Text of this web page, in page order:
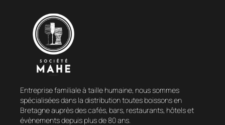
Entreprise familiale à taille humaine, nous sommes
spécialisées dans la distribution toutes boissons en
Bretagne auprès des cafés, bars, restaurants, hôtels et
évènements depuis plus de 80 ans.